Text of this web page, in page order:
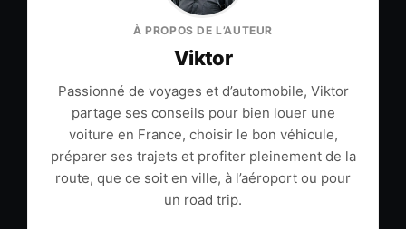
À PROPOS DE L’AUTEUR
Viktor
Passionné de voyages et d’automobile, Viktor
partage ses conseils pour bien louer une
voiture en France, choisir le bon véhicule,
préparer ses trajets et profiter pleinement de la
route, que ce soit en ville, à l’aéroport ou pour
un road trip.